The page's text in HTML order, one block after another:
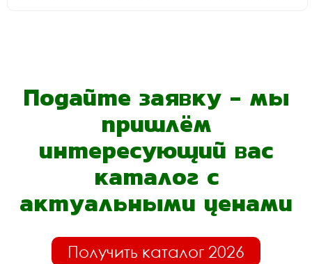
Подайте заявку - мы
пришлём
интересующий вас
каталог с
актуальными ценами
Получить каталог 2026